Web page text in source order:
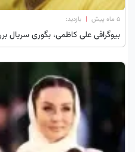
۵ ماه پیش | بازدید:
بیوگرافی علی کاظمی، بگوری سریال